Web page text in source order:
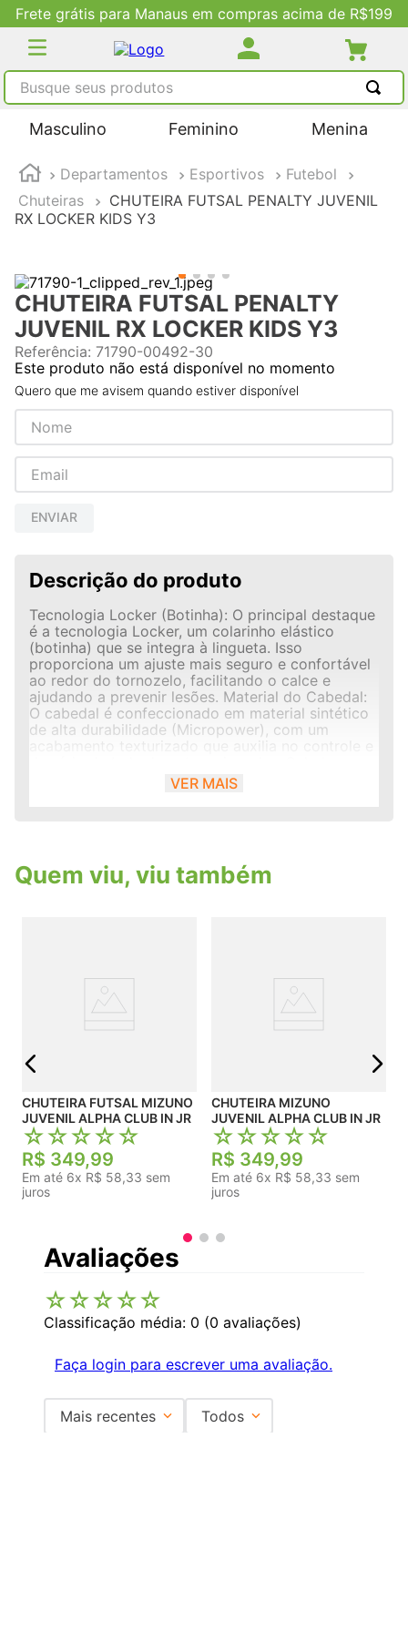
Frete grátis para Manaus em compras acima de R$199
Busque seus produtos
Masculino Feminino Menina
Departamentos Esportivos
Futebol
Chuteiras
CHUTEIRA FUTSAL PENALTY JUVENIL
RX LOCKER KIDS Y3
CHUTEIRA FUTSAL PENALTY
JUVENIL RX LOCKER KIDS Y3
Referência: 71790-00492-30
Este produto não está disponível no momento
Quero que me avisem quando estiver disponível
ENVIAR
Descrição do produto
Tecnologia Locker (Botinha): O principal destaque
é a tecnologia Locker, um colarinho elástico
(botinha) que se integra à lingueta. Isso
proporciona um ajuste mais seguro e confortável
ao redor do tornozelo, facilitando o calce e
ajudando a prevenir lesões. Material do Cabedal:
O cabedal é confeccionado em material sintético
de alta durabilidade (Micropower), com um
Tecnologias: Non-Marking: O solado de borracha
possui a tecnologia Non-Marking, que não deixa
maior flexibilidade e movimentação dos pés.
Rotate: Possui pontos de giro que auxiliam nos
movimentos rotacionais e mudanças rápidas de
VER MAIS
Quem viu, viu também
CHUTEIRA FUTSAL MIZUNO
JUVENIL ALPHA CLUB IN JR
☆☆☆☆☆
R$ 349,99
Em até 6x R$ 58,33 sem
juros
CHUTEIRA MIZUNO
JUVENIL ALPHA CLUB IN JR
☆☆☆☆☆
R$ 349,99
Em até 6x R$ 58,33 sem
juros
Avaliações
☆☆☆☆☆
Classificação média: 0 (0 avaliações)
Faça login para escrever uma avaliação.
Mais recentes Todos
TERMOS MAIS BUSCADOS
2
tenis feminino
3 º
kenner
5º tenis